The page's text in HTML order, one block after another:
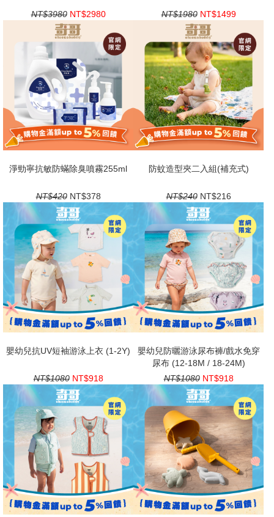
NT$3980 NT$2980 NT$1980 NT$1499
淨勁寧抗敏防蟎除臭噴霧255ml
NT$420 NT$378
防蚊造型夾二入組(補充式)
NT$240 NT$216
嬰幼兒抗UV短袖游泳上衣 (1-2Y)
NT$1080 NT$918
嬰幼兒防曬游泳尿布褲/戲水免穿
尿布 (12-18M / 18-24M)
NT$1080 NT$918